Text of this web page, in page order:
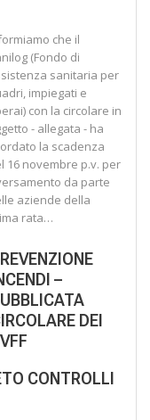
che il
(Fondo di
sanitaria per
impiegati e
con la circolare in
- allegata - ha
la scadenza
16 novembre p.v. per
da parte
aziende della
rata…
–
DEI
CONTROLLI